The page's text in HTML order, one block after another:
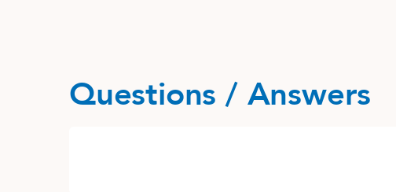
Questions / Answers